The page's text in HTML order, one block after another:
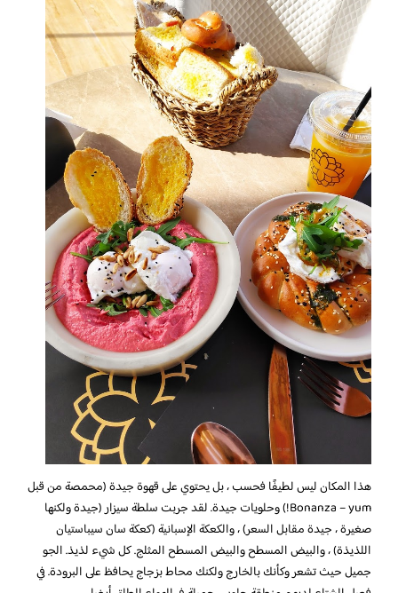
هذا المكان ليس لطيفًا فحسب ، بل يحتوي على قهوة جيدة (محمصة من قبل
Bonanza – yum!) وحلويات جيدة. لقد جربت سلطة سيزار (جيدة ولكنها
صغيرة ، جيدة مقابل السعر) ، والكعكة الإسبانية (كعكة سان سيباستيان
اللذيذة) ، والبيض المسطح والبيض المسطح المثلج. كل شيء لذيذ. الجو
جميل حيث تشعر وكأنك بالخارج ولكنك محاط بزجاج يحافظ على البرودة. في